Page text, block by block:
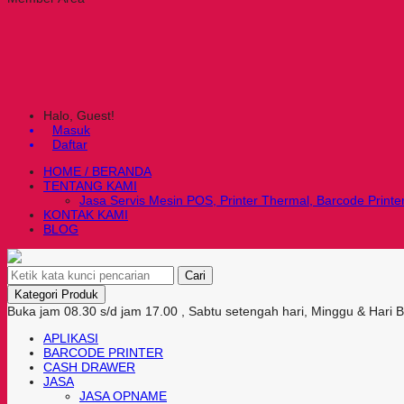
Halo, Guest!
Masuk
Daftar
HOME / BERANDA
TENTANG KAMI
Jasa Servis Mesin POS, Printer Thermal, Barcode
KONTAK KAMI
BLOG
Cari
Kategori Produk
Buka jam 08.30 s/d jam 17.00 , Sabtu setengah hari, Minggu & Hari
APLIKASI
BARCODE PRINTER
CASH DRAWER
JASA
JASA OPNAME